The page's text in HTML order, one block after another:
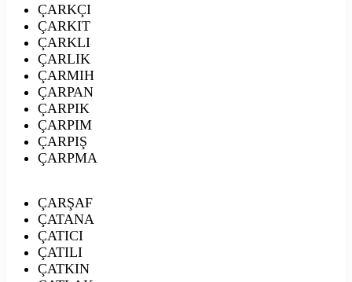
ÇARKÇI
ÇARKIT
ÇARKLI
ÇARLIK
ÇARMIH
ÇARPAN
ÇARPIK
ÇARPIM
ÇARPIŞ
ÇARPMA
ÇARŞAF
ÇATANA
ÇATICI
ÇATILI
ÇATKIN